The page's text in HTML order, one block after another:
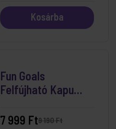
Kosárba
Fun Goals
Felfújható Kapu
(140x89x91 cm)
9 190 Ft
7 999 Ft